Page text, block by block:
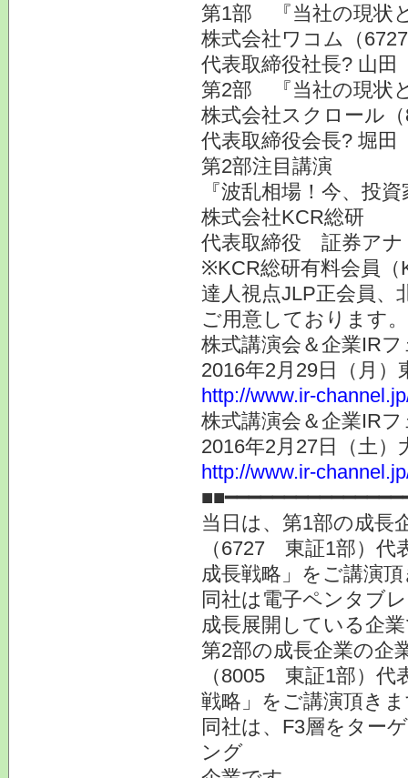
第1部 『当社の現状
株式会社ワコム（
代表取締役社長? 山
第2部 『当社の現状
株式会社スクロール
代表取締役会長? 堀
第2部注目講演
『波乱相場！今、投
株式会社KCR総研
代表取締役 証券ア
※KCR総研有料会員（
達人視点JLP正会員、
ご用意しております。
株式講演会＆企業IR
2016年2月29日（月
http://www.ir-
株式講演会＆企業IR
2016年2月27日（土
http://www.ir-
当日は、第1部の成長
（6727 東証1部）
成長戦略」をご講演
同社は電子ペンタブ
成長展開している企
第2部の成長企業の企
（8005 東証1部）
戦略」をご講演頂き
同社は、F3層をター
ング